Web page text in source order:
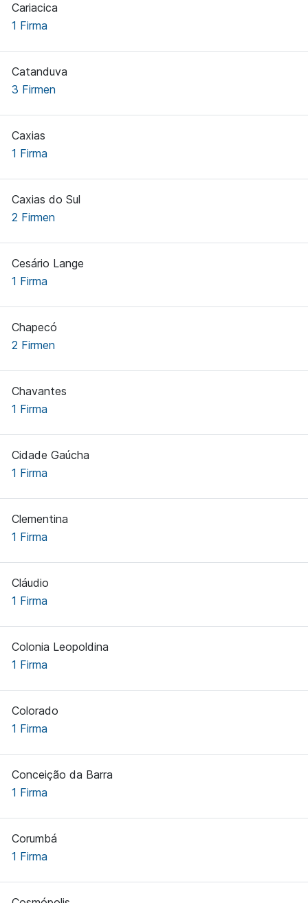
Cariacica
1 Firma
Catanduva
3 Firmen
Caxias
1 Firma
Caxias do Sul
2 Firmen
Cesário Lange
1 Firma
Chapecó
2 Firmen
Chavantes
1 Firma
Cidade Gaúcha
1 Firma
Clementina
1 Firma
Cláudio
1 Firma
Colonia Leopoldina
1 Firma
Colorado
1 Firma
Conceição da Barra
1 Firma
Corumbá
1 Firma